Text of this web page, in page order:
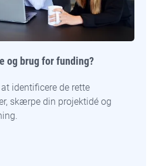
og brug for funding?
identificere de rette
skærpe din projektidé og